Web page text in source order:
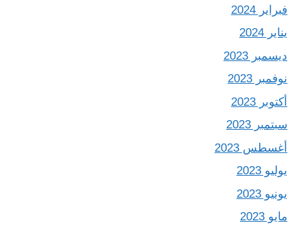
فبراير 2024
يناير 2024
ديسمبر 2023
نوفمبر 2023
أكتوبر 2023
سبتمبر 2023
أغسطس 2023
يوليو 2023
يونيو 2023
مايو 2023